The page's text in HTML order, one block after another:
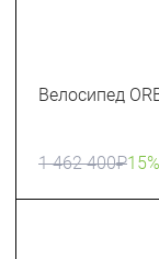
Велосипед
1 462 400₽15%